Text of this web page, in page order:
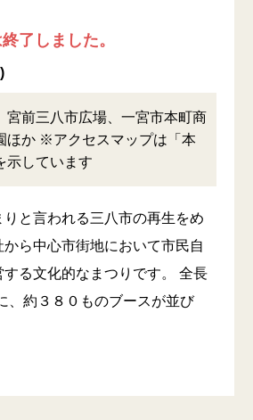
了しました。
宮前三八市広場、一宮市本町商
ほか ※アクセスマップは「本
示しています
と言われる三八市の再生をめ
ら中心市街地において市民自
する文化的なまつりです。 全長
、約３８０ものブースが並び